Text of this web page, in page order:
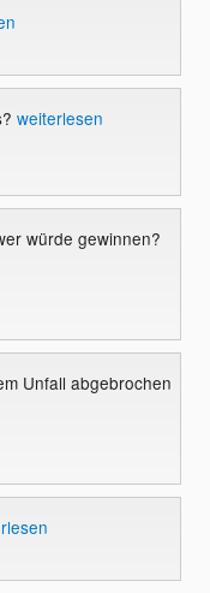
weiterlesen
würde gewinnen?
Unfall abgebrochen